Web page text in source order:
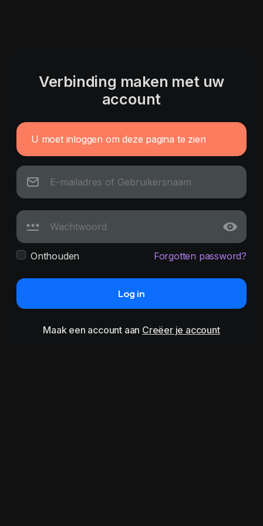
Verbinding maken met uw
account
U moet inloggen om deze pagina te zien
Onthouden Forgotten password?
Log in
Maak een account aan Creëer je account